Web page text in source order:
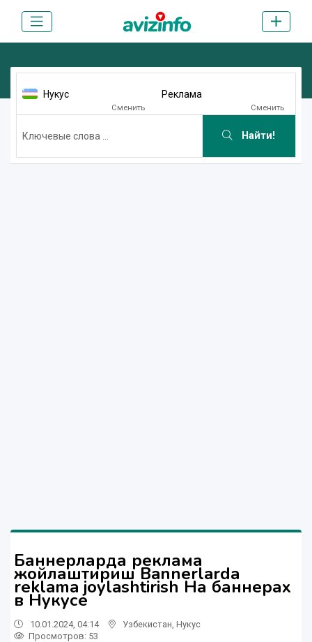
Нукус
Сменить
Реклама
Сменить
Найти!
Баннерларда реклама
жойлаштириш Bannerlarda
reklama joylashtirish На баннерах
в Нукусе
10.01.2024, 04:14 Узбекистан Нукус
Просмотров: 53